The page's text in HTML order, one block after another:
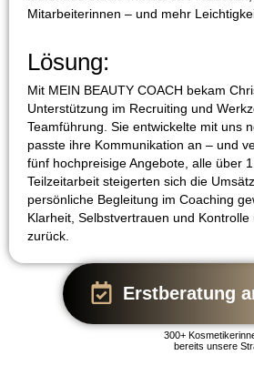
Mitarbeiterinnen – und mehr
Lösung:
Mit MEIN BEAUTY COACH bekam
Unterstützung im Recruiting und
Teamführung. Sie entwickelte mit uns
passte ihre Kommunikation an – und
fünf hochpreisige Angebote, alle über
Teilzeitarbeit steigerten sich die
persönliche Begleitung im Coaching
Klarheit, Selbstvertrauen und
zurück.
Erstberatung
300+
bereits unsere